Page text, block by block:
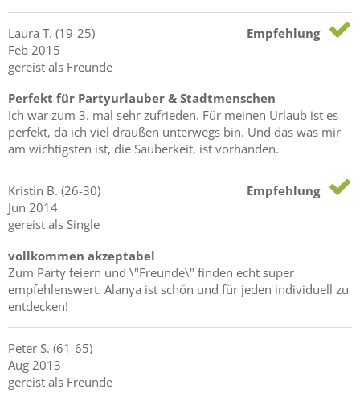
Laura T. (19-25)
Feb 2015
gereist als Freunde
Empfehlung
Perfekt für Partyurlauber & Stadtmenschen
Ich war zum 3. mal sehr zufrieden. Für meinen Urlaub ist es
perfekt, da ich viel draußen unterwegs bin. Und das was mir
am wichtigsten ist, die Sauberkeit, ist vorhanden.
Kristin B. (26-30)
Jun 2014
gereist als Single
Empfehlung
vollkommen akzeptabel
Zum Party feiern und \"Freunde\" finden echt super
empfehlenswert. Alanya ist schön und für jeden individuell zu
entdecken!
Peter S. (61-65)
Aug 2013
gereist als Freunde